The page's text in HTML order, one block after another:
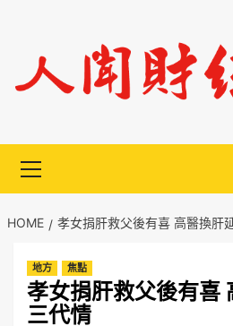
content
Menu
HOME 孝女捐肝救父後有喜 高醫換肝
地方 焦點
孝女捐肝救父後有喜
三代情